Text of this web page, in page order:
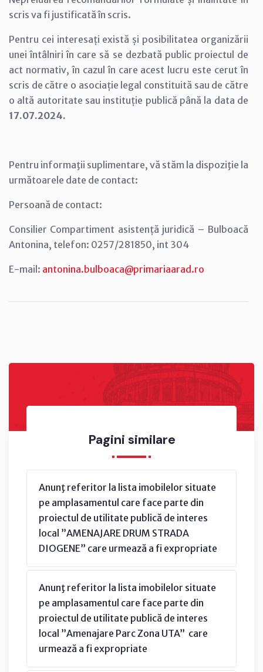
Pagini similare
Anunţ referitor la lista imobilelor situate
pe amplasamentul care face parte din
proiectul de utilitate publică de interes
local ”AMENAJARE DRUM STRADA
DIOGENE” care urmează a fi expropriate
Anunţ referitor la lista imobilelor situate
pe amplasamentul care face parte din
proiectul de utilitate publică de interes
local ”Amenajare Parc Zona UTA” care
urmează a fi expropriate
scris va fi justificată în scris.
Pentru cei interesați există și posibilitatea organizării
unei întâlniri în care să se dezbată public proiectul de
act normativ, în cazul în care acest lucru este cerut în
scris de către o asociație legal constituită sau de către
o altă autoritate sau instituție publică până la data de
17.07.2024.
Pentru informaţii suplimentare, vă stăm la dispoziţie la
următoarele date de contact:
Persoană de contact:
Consilier Compartiment asistență juridică – Bulboacă
Antonina, telefon: 0257/281850, int 304
E-mail: antonina.bulboaca@primariaarad.ro